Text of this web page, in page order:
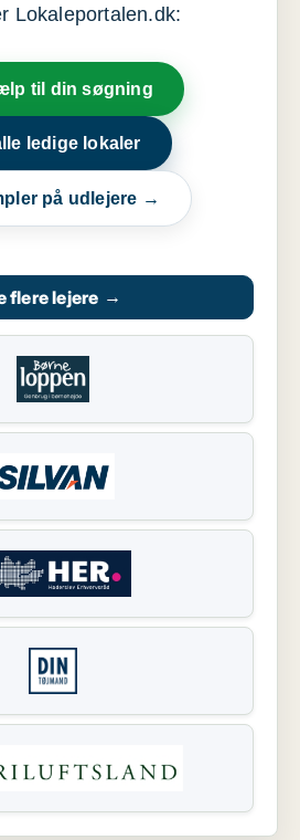
Lokaleportalen.dk:
til din søgning
ledige lokaler
på udlejere →
flere lejere →